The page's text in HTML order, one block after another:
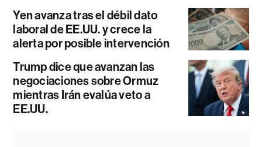
Yen avanza tras el débil dato
laboral de EE.UU. y crece la
alerta por posible intervención
Trump dice que avanzan las
negociaciones sobre Ormuz
mientras Irán evalúa veto a
EE.UU.